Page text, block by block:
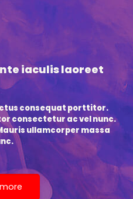
iaculis laoreet
consequat porttitor.
consectetur ac vel nunc.
ullamcorper massa